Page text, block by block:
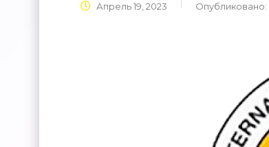
Апрель 19, 2023 Опубликовано: